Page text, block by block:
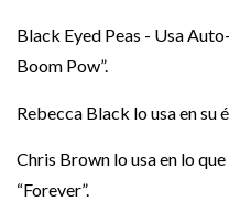
Black Eyed Peas - Usa
Boom Pow”.
Rebecca Black lo usa en su
Chris Brown lo usa en lo
“Forever”.